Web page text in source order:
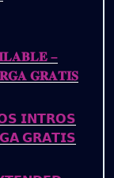
–
𝐆𝐑𝐀𝐓𝐈𝐒
𝗜𝗡𝗧𝗥𝗢𝗦
𝗚𝗥𝗔𝗧𝗜𝗦